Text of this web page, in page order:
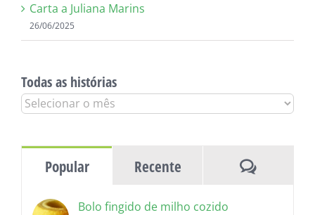
Carta a Juliana Marins
26/06/2025
Todas as histórias
Todas
Popular Recente
Bolo fingido de milho cozido